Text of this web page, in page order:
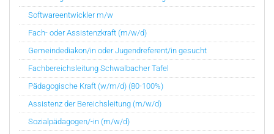
Softwareentwickler m/w
Fach- oder Assistenzkraft (m/w/d)
Gemeindediakon/in oder Jugendreferent/in gesucht
Fachbereichsleitung Schwalbacher Tafel
Pädagogische Kraft (w/m/d) (80-100%)
Assistenz der Bereichsleitung (m/w/d)
Sozialpädagogen/-in (m/w/d)